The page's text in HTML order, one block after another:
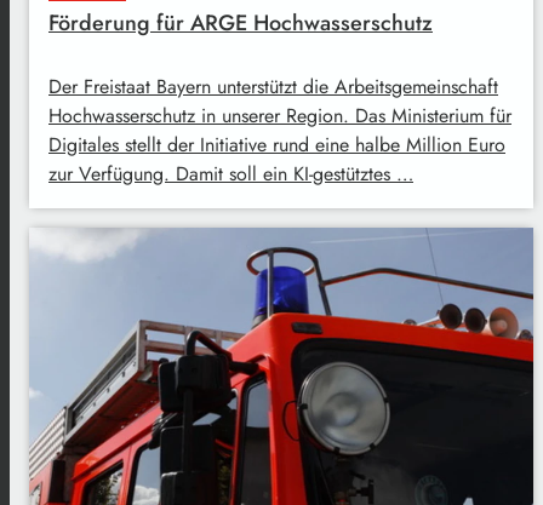
Förderung für ARGE Hochwasserschutz
Der Freistaat Bayern unterstützt die Arbeitsgemeinschaft
Hochwasserschutz in unserer Region. Das Ministerium für
Digitales stellt der Initiative rund eine halbe Million Euro
zur Verfügung. Damit soll ein KI-gestütztes …